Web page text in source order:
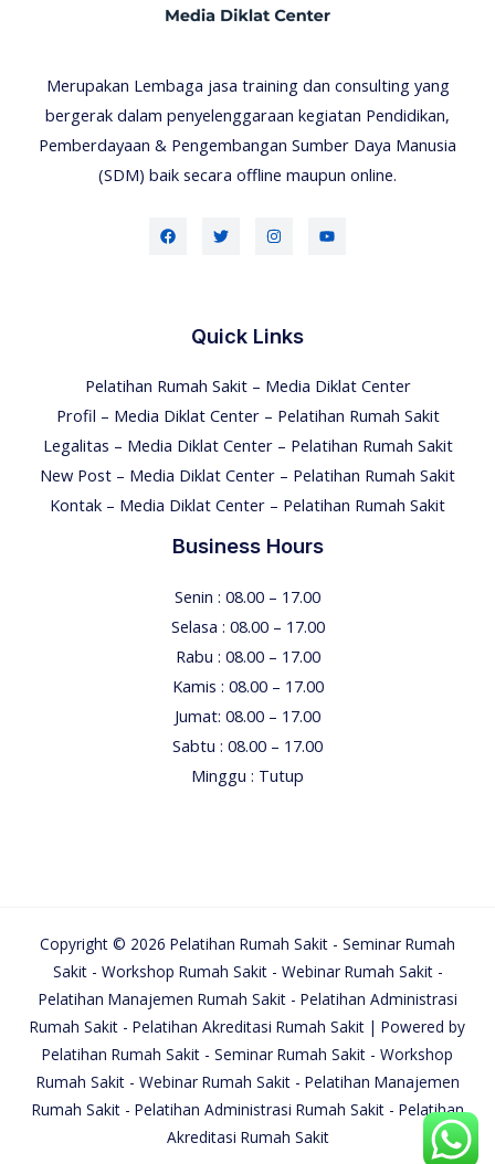
Merupakan Lembaga jasa training dan consulting yang
bergerak dalam penyelenggaraan kegiatan Pendidikan,
Pemberdayaan & Pengembangan Sumber Daya Manusia
(SDM) baik secara offline maupun online.
Quick Links
Pelatihan Rumah Sakit – Media Diklat Center
Profil – Media Diklat Center – Pelatihan Rumah Sakit
Legalitas – Media Diklat Center – Pelatihan Rumah Sakit
New Post – Media Diklat Center – Pelatihan Rumah Sakit
Kontak – Media Diklat Center – Pelatihan Rumah Sakit
Business Hours
Senin : 08.00 – 17.00
Selasa : 08.00 – 17.00
Rabu : 08.00 – 17.00
Kamis : 08.00 – 17.00
Jumat: 08.00 – 17.00
Sabtu : 08.00 – 17.00
Minggu : Tutup
Copyright © 2026 Pelatihan Rumah Sakit - Seminar Rumah
Sakit - Workshop Rumah Sakit - Webinar Rumah Sakit -
Pelatihan Manajemen Rumah Sakit - Pelatihan Administrasi
Rumah Sakit - Pelatihan Akreditasi Rumah Sakit | Powered by
Pelatihan Rumah Sakit - Seminar Rumah Sakit - Workshop
Rumah Sakit - Webinar Rumah Sakit - Pelatihan Manajemen
Rumah Sakit - Pelatihan Administrasi Rumah Sakit - Pelatihan
Akreditasi Rumah Sakit